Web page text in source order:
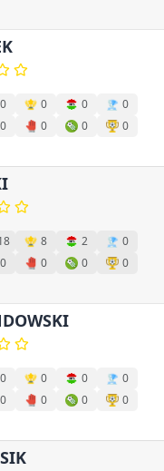
0 0 0
0
0 0 0
0
8 2
0
0 0 0
0
0 0 0
0
0 0 0
0